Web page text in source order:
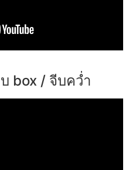
box / จีบคว่ำ